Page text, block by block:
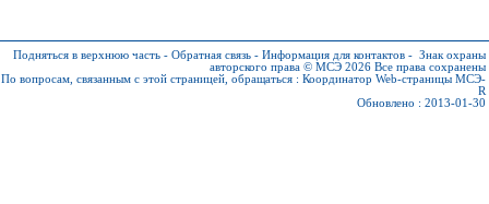
Подняться в верхнюю часть - Обратная связь - Информация для контактов - Знак охраны
авторского права © МСЭ 2026 Все права сохранены
По вопросам, связанным с этой страницей, обращаться : Координатор Web-страницы МСЭ-
R
Обновлено : 2013-01-30